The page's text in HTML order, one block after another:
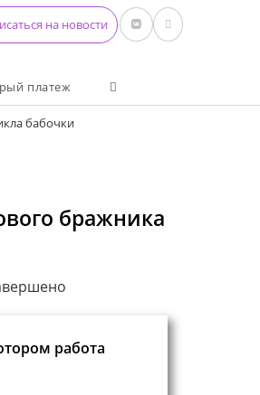
на новости
платеж Переключить поиск по
бабочки
бражника
работа